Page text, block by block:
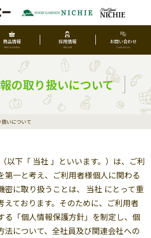
商品情報
Merchandise
採用情報
Recruit
お問い合わせ
Contact us
の取り扱いについて
いについて
以下「 当社 」といいます。）は、ご利
第一と考え、ご利用者様個人に関わる
密に取り扱うことは、 当社 にとって重
えております。そのために、ご利用者
る「個人情報保護方針」を制定し、個
法について、全社員及び関連会社への